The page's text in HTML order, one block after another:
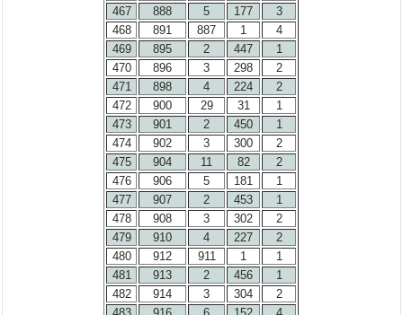
467
888 5 177
3
468
891 887 1
4
469
895 2 447
1
470
896 3 298
2
471
898 4 224
2
472
900 29 31
1
473
901 2 450
1
474
902 3 300
2
475
904 11 82
2
476
906 5 181
1
477
907 2 453
1
478
908 3 302
2
479
910 4 227
2
480
912 911 1
1
481
913 2 456
1
482
914 3 304
2